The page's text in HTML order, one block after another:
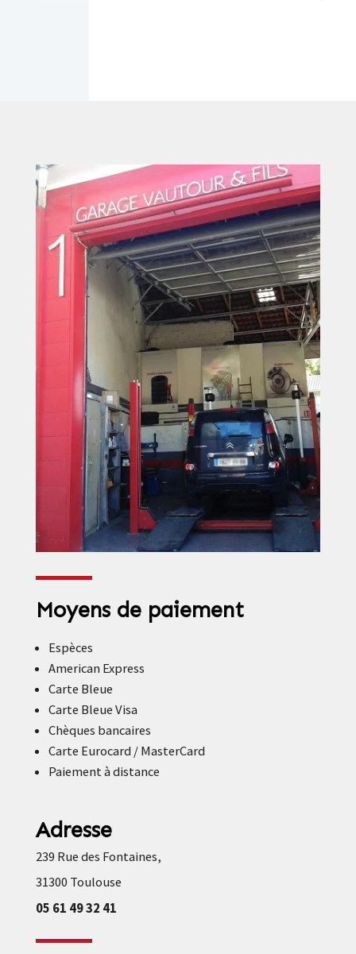
Moyens de paiement
Espèces
American Express
Carte Bleue
Carte Bleue Visa
Chèques bancaires
Carte Eurocard / MasterCard
Paiement à distance
Adresse
239 Rue des Fontaines,
31300 Toulouse
05 61 49 32 41